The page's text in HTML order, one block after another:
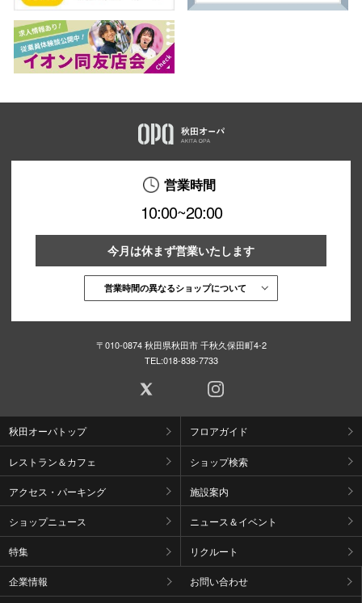
営業時間
10:00~20:00
今月は休まず営業いたします
営業時間の異なるショップについて
〒010-0874 秋田県秋田市 千秋久保田町4-2
TEL:018-838-7733
秋田オーパトップ フロアガイド
レストラン＆カフェ ショップ検索
アクセス・パーキング 施設案内
ショップニュース ニュース＆イベント
特集 リクルート
企業情報 お問い合わせ